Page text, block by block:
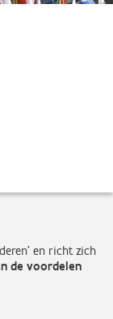
en richt zich
de voordelen